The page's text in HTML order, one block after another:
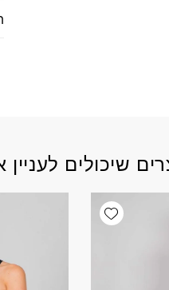
שיכולים לעניין
Add wishlist